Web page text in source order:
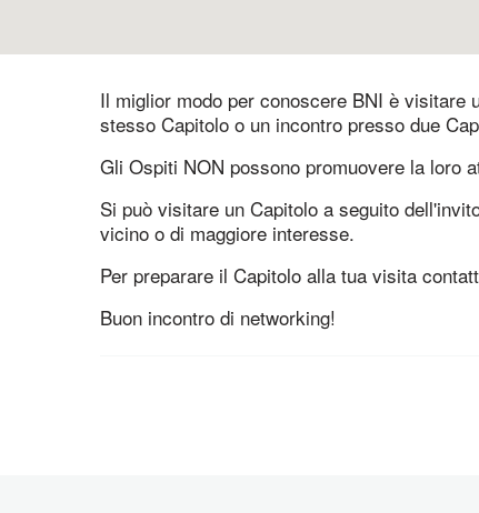
Il miglior modo per conoscere BNI è visitare
stesso Capitolo o un incontro presso due
Gli Ospiti NON possono promuovere la loro
Si può visitare un Capitolo a seguito
vicino o di maggiore interesse.
Per preparare il Capitolo alla tua visita
Buon incontro di networking!